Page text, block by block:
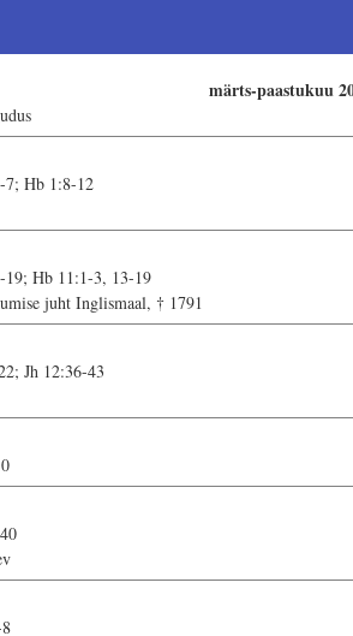
märts-paastukuu
7; Hb 1:8-12
19; Hb 11:1-3, 13-19
juht Inglismaal, † 1791
Jh 12:36-43